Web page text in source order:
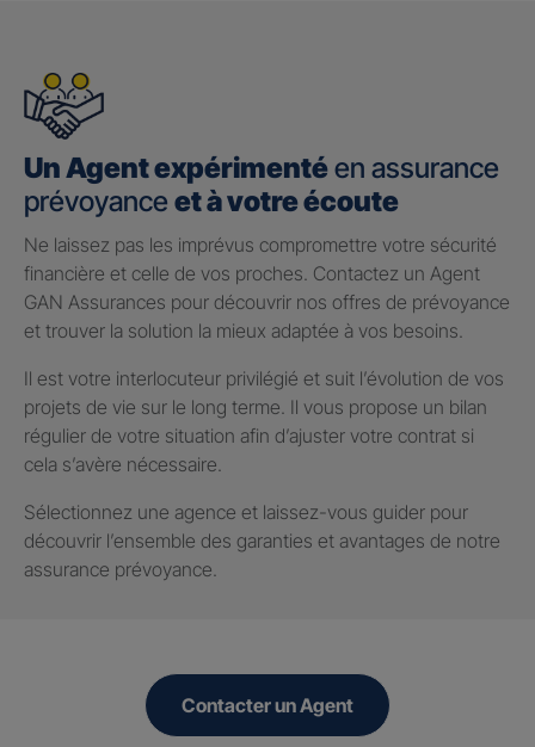
Un Agent expérimentéen assurance
prévoyance et à votre écoute
Ne laissez pas les imprévus compromettre votre sécurité
financière et celle de vos proches. Contactez un Agent
GAN Assurances pour découvrir nos offres de prévoyance
et trouver la solution la mieux adaptée à vos besoins.
Il est votre interlocuteur privilégié et suit l’évolution de vos
projets de vie sur le long terme. Il vous propose un bilan
régulier de votre situation afin d’ajuster votre contrat si
cela s’avère nécessaire.
Sélectionnez une agence et laissez-vous guider pour
découvrir l’ensemble des garanties et avantages de notre
assurance prévoyance.
Contacter un Agent